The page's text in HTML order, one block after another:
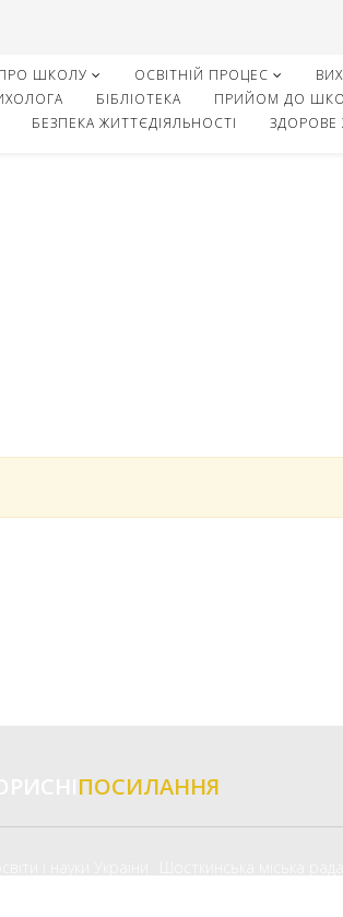
ШКОЛУ ОСВІТНІЙ ПРОЦЕС
БІБЛІОТЕКА ПРИЙОМ ДО
БЕЗПЕКА ЖИТТЄДІЯЛЬНОСТІ
ЗДОРОВЕ
ПОСИЛАННЯ